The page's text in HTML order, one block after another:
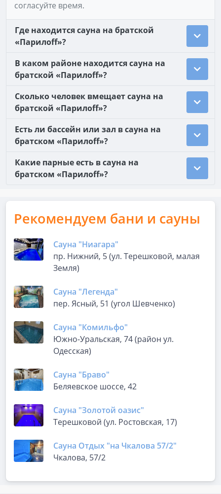
согласуйте время.
Где находится сауна на братской
«Парилоff»?
В каком районе находится сауна на
братской «Парилоff»?
Сколько человек вмещает сауна на
братской «Парилоff»?
Есть ли бассейн или зал в сауна на
братском «Парилоff»?
Какие парные есть в сауна на
братском «Парилоff»?
Рекомендуем бани и сауны
Сауна "Ниагара"
пр. Нижний, 5 (ул. Терешковой, малая
Земля)
Сауна "Легенда"
пер. Ясный, 51 (угол Шевченко)
Сауна "Комильфо"
Южно-Уральская, 74 (район ул.
Одесская)
Сауна "Браво"
Беляевское шоссе, 42
Сауна "Золотой оазис"
Терешковой (ул. Ростовская, 17)
Сауна Отдых "на Чкалова 57/2"
Чкалова, 57/2